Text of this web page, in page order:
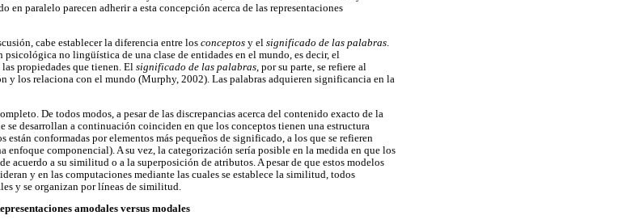
en paralelo parecen adherir a esta concepción acerca de las representaciones
cabe establecer la diferencia entre los conceptos y el significado de las palabras.
psicológica no lingüística de una clase de entidades en el mundo, es decir, el
propiedades que tienen. El significado de las palabras, por su parte, se refiere al
y los relaciona con el mundo (Murphy, 2002). Las palabras adquieren significancia en la
De todos modos, a pesar de las discrepancias acerca del contenido exacto de la
se desarrollan a continuación coinciden en que los conceptos tienen una estructura
están conformadas por elementos más pequeños de significado, a los que se refieren
enfoque componencial). A su vez, la categorización sería posible en la medida en que los
acuerdo a su similitud o a la superposición de atributos. A pesar de que estos modelos
y en las computaciones mediante las cuales se establece la similitud, todos
y se organizan por líneas de similitud.
amodales versus modales